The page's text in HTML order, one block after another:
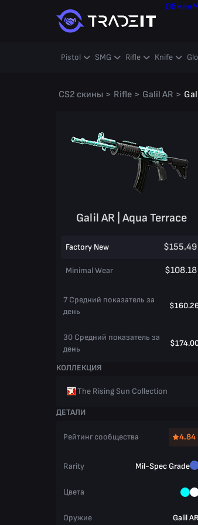
Обмен
Pistol SMG Rifle Knife
CS2 скины > Rifle > Galil AR >
Galil AR | Aqua Terrace
Factory New $155.49
Minimal Wear $108.18
7 Средний показатель за
день
30 Средний показатель за
день
КОЛЛЕКЦИЯ
The Rising Sun Collection
ДЕТАЛИ
Рейтинг сообщества 4.84
Rarity Mil-Spec Grade
Цвета
Оружие Galil AR